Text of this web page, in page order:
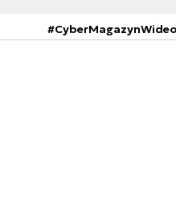
#CyberMagazynWideo